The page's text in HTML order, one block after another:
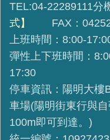
TEL:04-22289111分
式】
FAX：
上班時間：8:00-
彈性上下班時間：
17:30
停車資訊：陽明大樓
車場(陽明街東行與
100m即可到達。)